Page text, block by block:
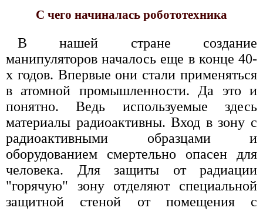
С чего начиналась робототехника
В нашей стране создание
манипуляторов началось еще в конце 40-
х годов. Впервые они стали применяться
в атомной промышленности. Да это и
понятно. Ведь используемые здесь
материалы радиоактивны. Вход в зону с
радиоактивными образцами и
оборудованием смертельно опасен для
человека. Для защиты от радиации
"горячую" зону отделяют специальной
защитной стеной от помещения с